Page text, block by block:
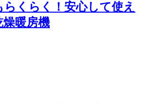
くらく！安心して使え
燥暖房機